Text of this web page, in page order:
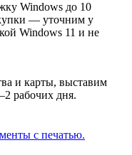
Windows до 10
— уточним у
Windows 11 и не
и карты, выставим
рабочих дня.
с печатью.